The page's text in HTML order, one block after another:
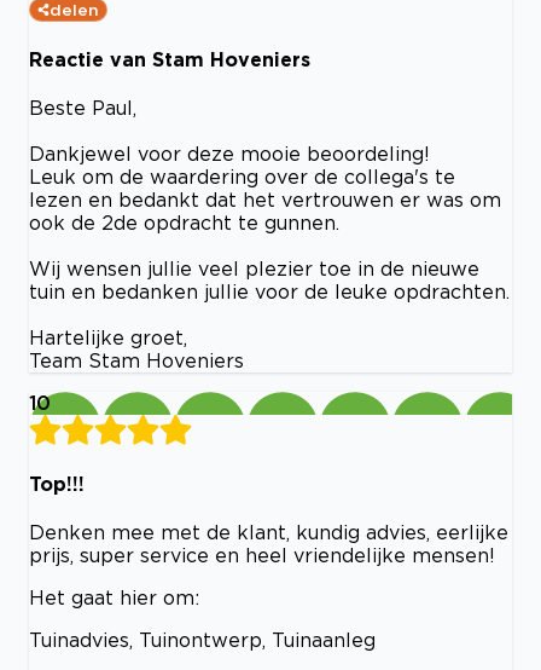
delen
Reactie van Stam Hoveniers
Beste Paul,
Dankjewel voor deze mooie beoordeling!
Leuk om de waardering over de collega's te
lezen en bedankt dat het vertrouwen er was om
ook de 2de opdracht te gunnen.
Wij wensen jullie veel plezier toe in de nieuwe
tuin en bedanken jullie voor de leuke opdrachten.
Hartelijke groet,
Team Stam Hoveniers
10
Top!!!
Denken mee met de klant, kundig advies, eerlijke
prijs, super service en heel vriendelijke mensen!
Het gaat hier om:
Tuinadvies, Tuinontwerp, Tuinaanleg